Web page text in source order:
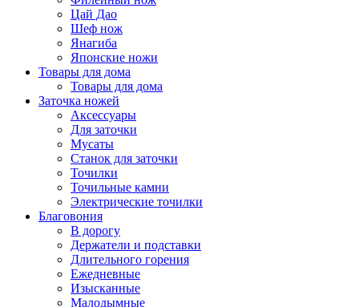
Цай Дао
Шеф нож
Янагиба
Японские ножи
Товары для дома
Товары для дома
Заточка ножей
Аксессуары
Для заточки
Мусаты
Станок для заточки
Точилки
Точильные камни
Электрические точилки
Благовония
В дорогу
Держатели и подставки
Длительного горения
Ежедневные
Изысканные
Малодымные